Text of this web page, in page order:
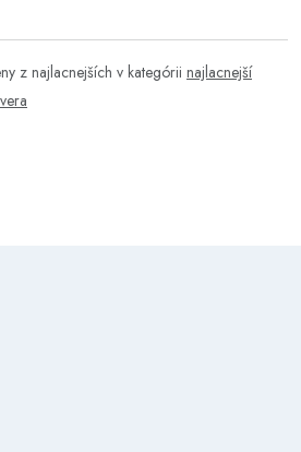
z najlacnejších v kategórii najlacnejší